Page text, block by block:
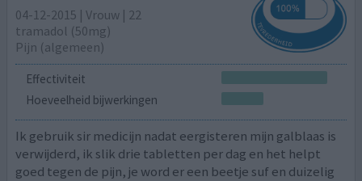
04-12-2015 | Vrouw | 22
tramadol (50mg)
Pijn (algemeen)
Effectiviteit
Hoeveelheid bijwerkingen
Ik gebruik sir medicijn nadat eergisteren mijn galblaas is
verwijderd, ik slik drie tabletten per dag en het helpt
goed tegen de pijn, je word er een beetje suf en duizelig